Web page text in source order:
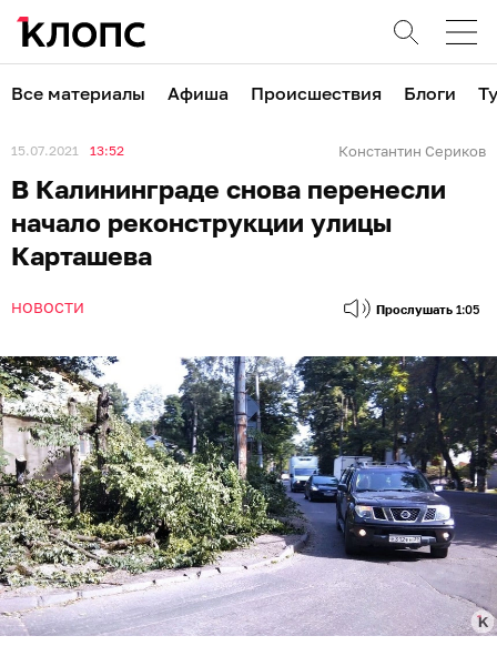
Все материалы Афиша Происшествия Блоги
15.07.2021 13:52 Константин Сериков
В Калининграде снова перенесли
начало реконструкции улицы
Карташева
НОВОСТИ Прослушать 1:05